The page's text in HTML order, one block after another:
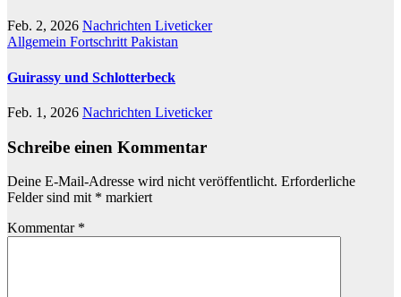
Feb. 2, 2026 Nachrichten Liveticker
Allgemein Fortschritt Pakistan
Guirassy und Schlotterbeck
Feb. 1, 2026 Nachrichten Liveticker
Schreibe einen Kommentar
Deine E-Mail-Adresse wird nicht veröffentlicht. Erforderliche
Felder sind mit * markiert
Kommentar *